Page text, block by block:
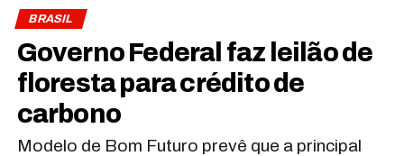
BRASIL
Governo Federal faz leilão de
floresta para crédito de
carbono
Modelo de Bom Futuro prevê que a principal